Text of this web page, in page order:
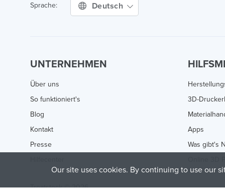
Sprache: Deutsch
UNTERNEHMEN
Über uns
So funktioniert's
Blog
Kontakt
Presse
3D-
Apps
Was gibt's
Treatstock © 2026
Our site uses cookies. By continuing to use our